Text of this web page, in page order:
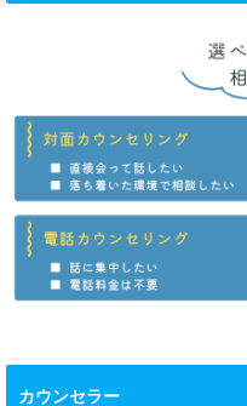
カウンセラー